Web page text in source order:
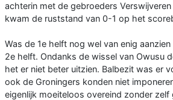
achterin met de gebroeders
kwam de ruststand van 0-1 op het
Was de 1e helft nog wel van enig
2e helft. Ondanks de wissel van Owusu
het er niet beter uitzien. Balbezit was er
ook de Groningers konden niet
eigenlijk moeiteloos overeind zonder